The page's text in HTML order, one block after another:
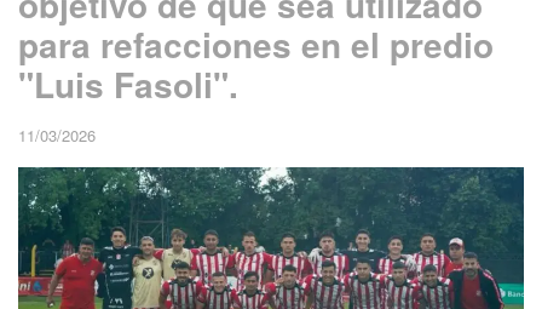
para refacciones en el predio
"Luis Fasoli".
11/03/2026